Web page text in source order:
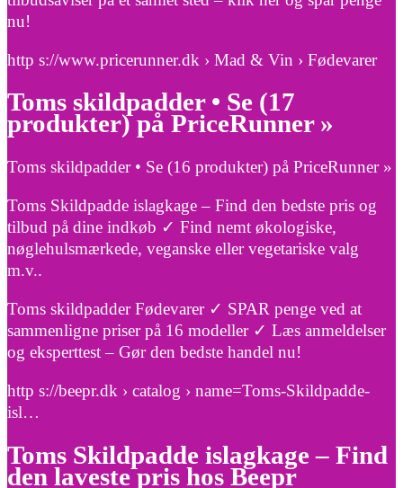
nu!
http s://www.pricerunner.dk › Mad & Vin › Fødevarer
Toms skildpadder • Se (17
produkter) på PriceRunner »
Toms skildpadder • Se (16 produkter) på PriceRunner »
Toms Skildpadde islagkage – Find den bedste pris og
tilbud på dine indkøb ✓ Find nemt økologiske,
nøglehulsmærkede, veganske eller vegetariske valg
m.v..
Toms skildpadder Fødevarer ✓ SPAR penge ved at
sammenligne priser på 16 modeller ✓ Læs anmeldelser
og eksperttest – Gør den bedste handel nu!
http s://beepr.dk › catalog › name=Toms-Skildpadde-
isl…
Toms Skildpadde islagkage – Find
den laveste pris hos Beepr